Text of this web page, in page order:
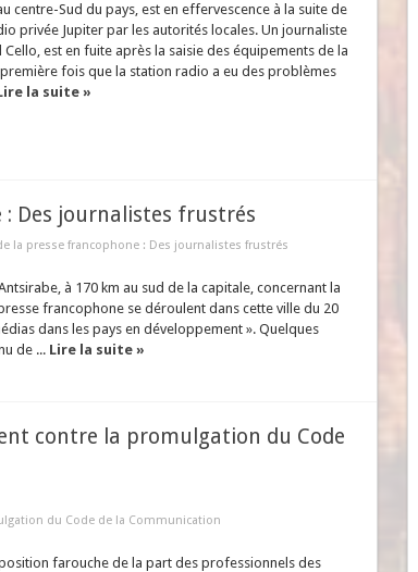
centre-Sud du pays, est en effervescence à la suite de
privée Jupiter par les autorités locales. Un journaliste
Cello, est en fuite après la saisie des équipements de la
première fois que la station radio a eu des problèmes
la suite »
: Des journalistes frustrés
la presse francophone : Des journalistes frustrés
à 170 km au sud de la capitale, concernant la
francophone se déroulent dans cette ville du 20
dans les pays en développement ». Quelques
de ... Lire la suite »
contre la promulgation du Code
du Code de la Communication
farouche de la part des professionnels des